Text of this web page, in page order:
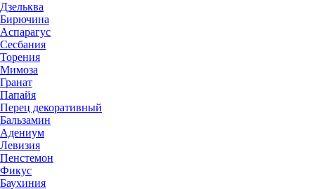
Дзельква
Бирючина
Аспарагус
Сесбания
Торения
Мимоза
Гранат
Папайя
Перец декоративный
Бальзамин
Адениум
Левизия
Пенстемон
Фикус
Баухиния